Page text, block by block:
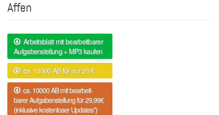
Affen
Arbeitsblatt mit bearbeitbarer
Aufgabenstellung + MP3 kaufen
ca. 10000 AB für nur 20 €
ca. 10000 AB mit bearbeit-
barer Aufgabenstellung für 29,99€
(inklusive kostenloser Updates*)